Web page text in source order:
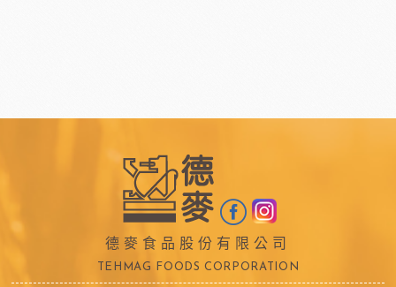
德麥食品股份有限公司
TEHMAG FOODS CORPORATION